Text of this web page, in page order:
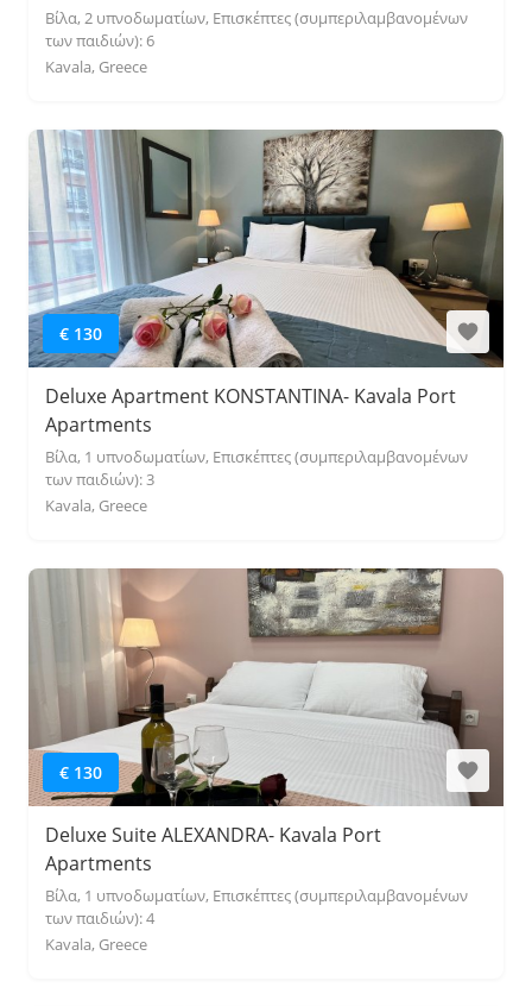
Βίλα, 2 υπνοδωματίων, Επισκέπτες (συμπεριλαμβανομένων
των παιδιών): 6
Kavala, Greece
€ 130
Deluxe Apartment KONSTANTINA- Kavala Port
Apartments
Βίλα, 1 υπνοδωματίων, Επισκέπτες (συμπεριλαμβανομένων
των παιδιών): 3
Kavala, Greece
€ 130
Deluxe Suite ALEXANDRA- Kavala Port
Apartments
Βίλα, 1 υπνοδωματίων, Επισκέπτες (συμπεριλαμβανομένων
των παιδιών): 4
Kavala, Greece